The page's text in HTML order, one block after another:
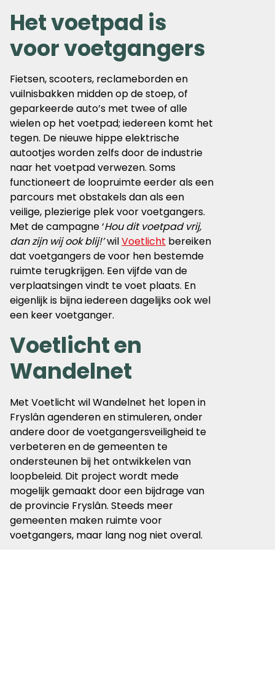
Het voetpad is
voor voetgangers
Fietsen, scooters, reclameborden en
vuilnisbakken midden op de stoep, of
geparkeerde auto’s met twee of alle
wielen op het voetpad; iedereen komt het
tegen. De nieuwe hippe elektrische
autootjes worden zelfs door de industrie
naar het voetpad verwezen. Soms
functioneert de loopruimte eerder als een
parcours met obstakels dan als een
veilige, plezierige plek voor voetgangers.
Met de campagne ‘Hou dit voetpad vrij,
dan zijn wij ook blij!’wilVoetlicht bereiken
dat voetgangers de voor hen bestemde
ruimte terugkrijgen. Een vijfde van de
verplaatsingen vindt te voet plaats. En
eigenlijk is bijna iedereen dagelijks ook wel
een keer voetganger.
Voetlicht en
Wandelnet
Met Voetlicht wil Wandelnet het lopen in
Fryslân agenderen en stimuleren, onder
andere door de voetgangersveiligheid te
verbeteren en de gemeenten te
ondersteunen bij het ontwikkelen van
loopbeleid. Dit project wordt mede
mogelijk gemaakt door een bijdrage van
de provincie Fryslân. Steeds meer
gemeenten maken ruimte voor
voetgangers, maar lang nog niet overal.